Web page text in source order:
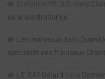
Christine PRIOUL dans
de la bientraitance
Les moineaux dans Quand
spectacle des Moineaux
LE RAY Gérard dans